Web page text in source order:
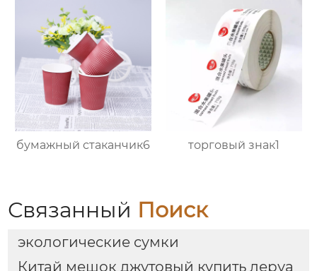
бумажный стаканчик6 торговый знак1
Связанный Поиск
экологические сумки
Китай мешок джутовый купить леруа